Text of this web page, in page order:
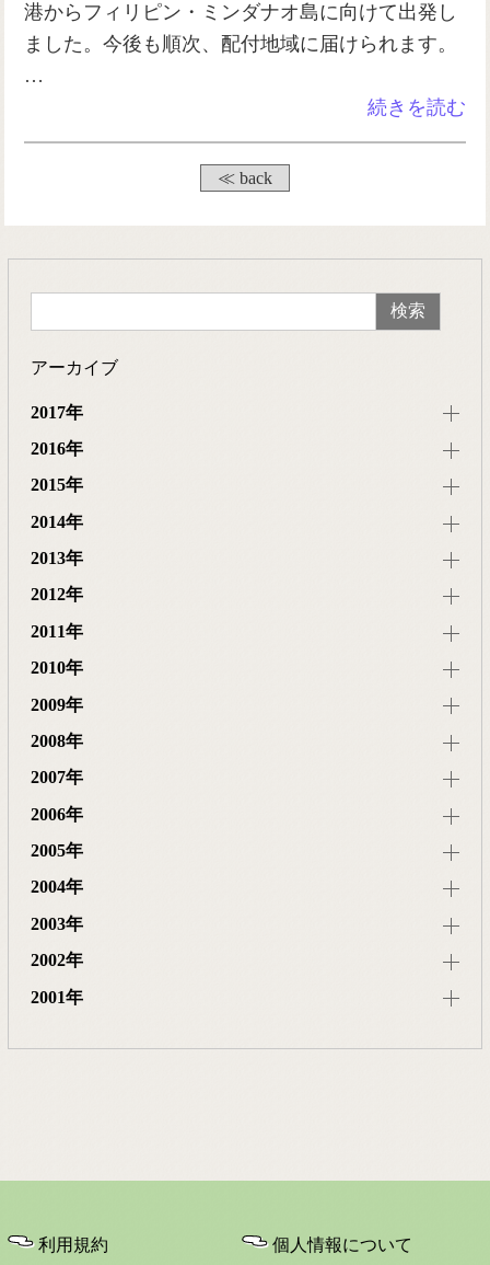
港からフィリピン・ミンダナオ島に向けて出発し
ました。今後も順次、配付地域に届けられます。
…
続きを読む
≪ back
アーカイブ
2017年
2016年
2015年
2014年
2013年
2012年
2011年
2010年
2009年
2008年
2007年
2006年
2005年
2004年
2003年
2002年
2001年
利用規約 個人情報について